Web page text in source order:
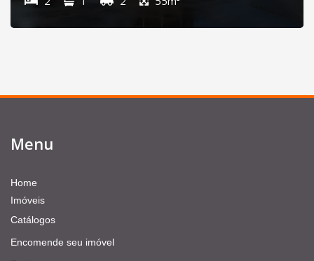
Menu
Home
Imóveis
Catálogos
Encomende seu imóvel